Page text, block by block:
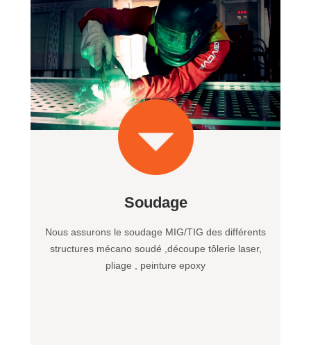
Soudage
Nous assurons le soudage MIG/TIG des différents
structures mécano soudé ,découpe tôlerie laser,
pliage , peinture epoxy